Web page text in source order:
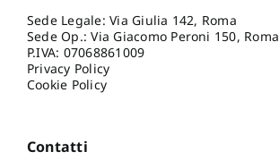
Sede Legale: Via Giulia 142, Roma
Sede Op.: Via Giacomo Peroni 150, Roma
P.IVA: 07068861009
Privacy Policy
Cookie Policy
Contatti